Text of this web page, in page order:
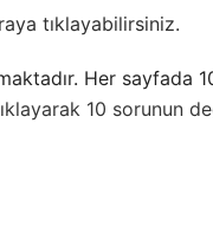
tıklayabilirsiniz.
Her sayfada
10 sorunun